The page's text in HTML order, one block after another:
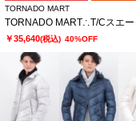
TORNADO MART
￥35,640(税込) 40%OFF